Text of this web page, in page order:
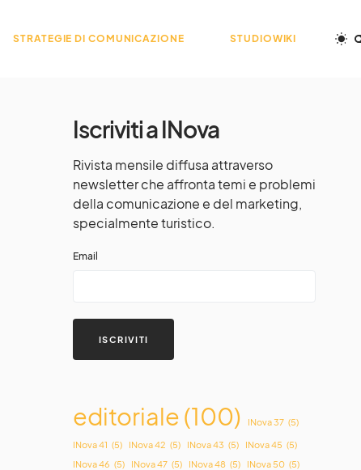
STRATEGIE DI COMUNICAZIONE STUDIOWIKI
Iscriviti a INova
Rivista mensile diffusa attraverso
newsletter che affronta temi e problemi
della comunicazione e del marketing,
specialmente turistico.
Email
editoriale(100) INova 37 (5)
INova 41 (5) INova 42 (5) INova 43 (5) INova 45 (5)
INova 46 (5) INova 47 (5) INova 48 (5) INova 50 (5)